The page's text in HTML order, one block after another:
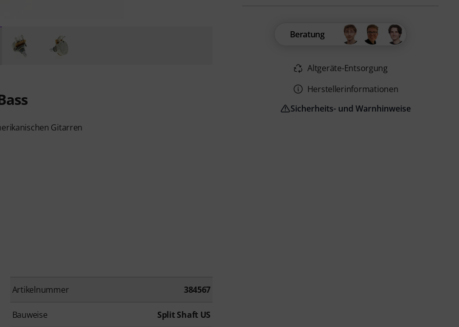
Gitarren
Artikelnummer 384567
Bauweise Split Shaft US
Beratung
Altgeräte-Entsorgung
Herstellerinformationen
Sicherheits- und Warnhinweise